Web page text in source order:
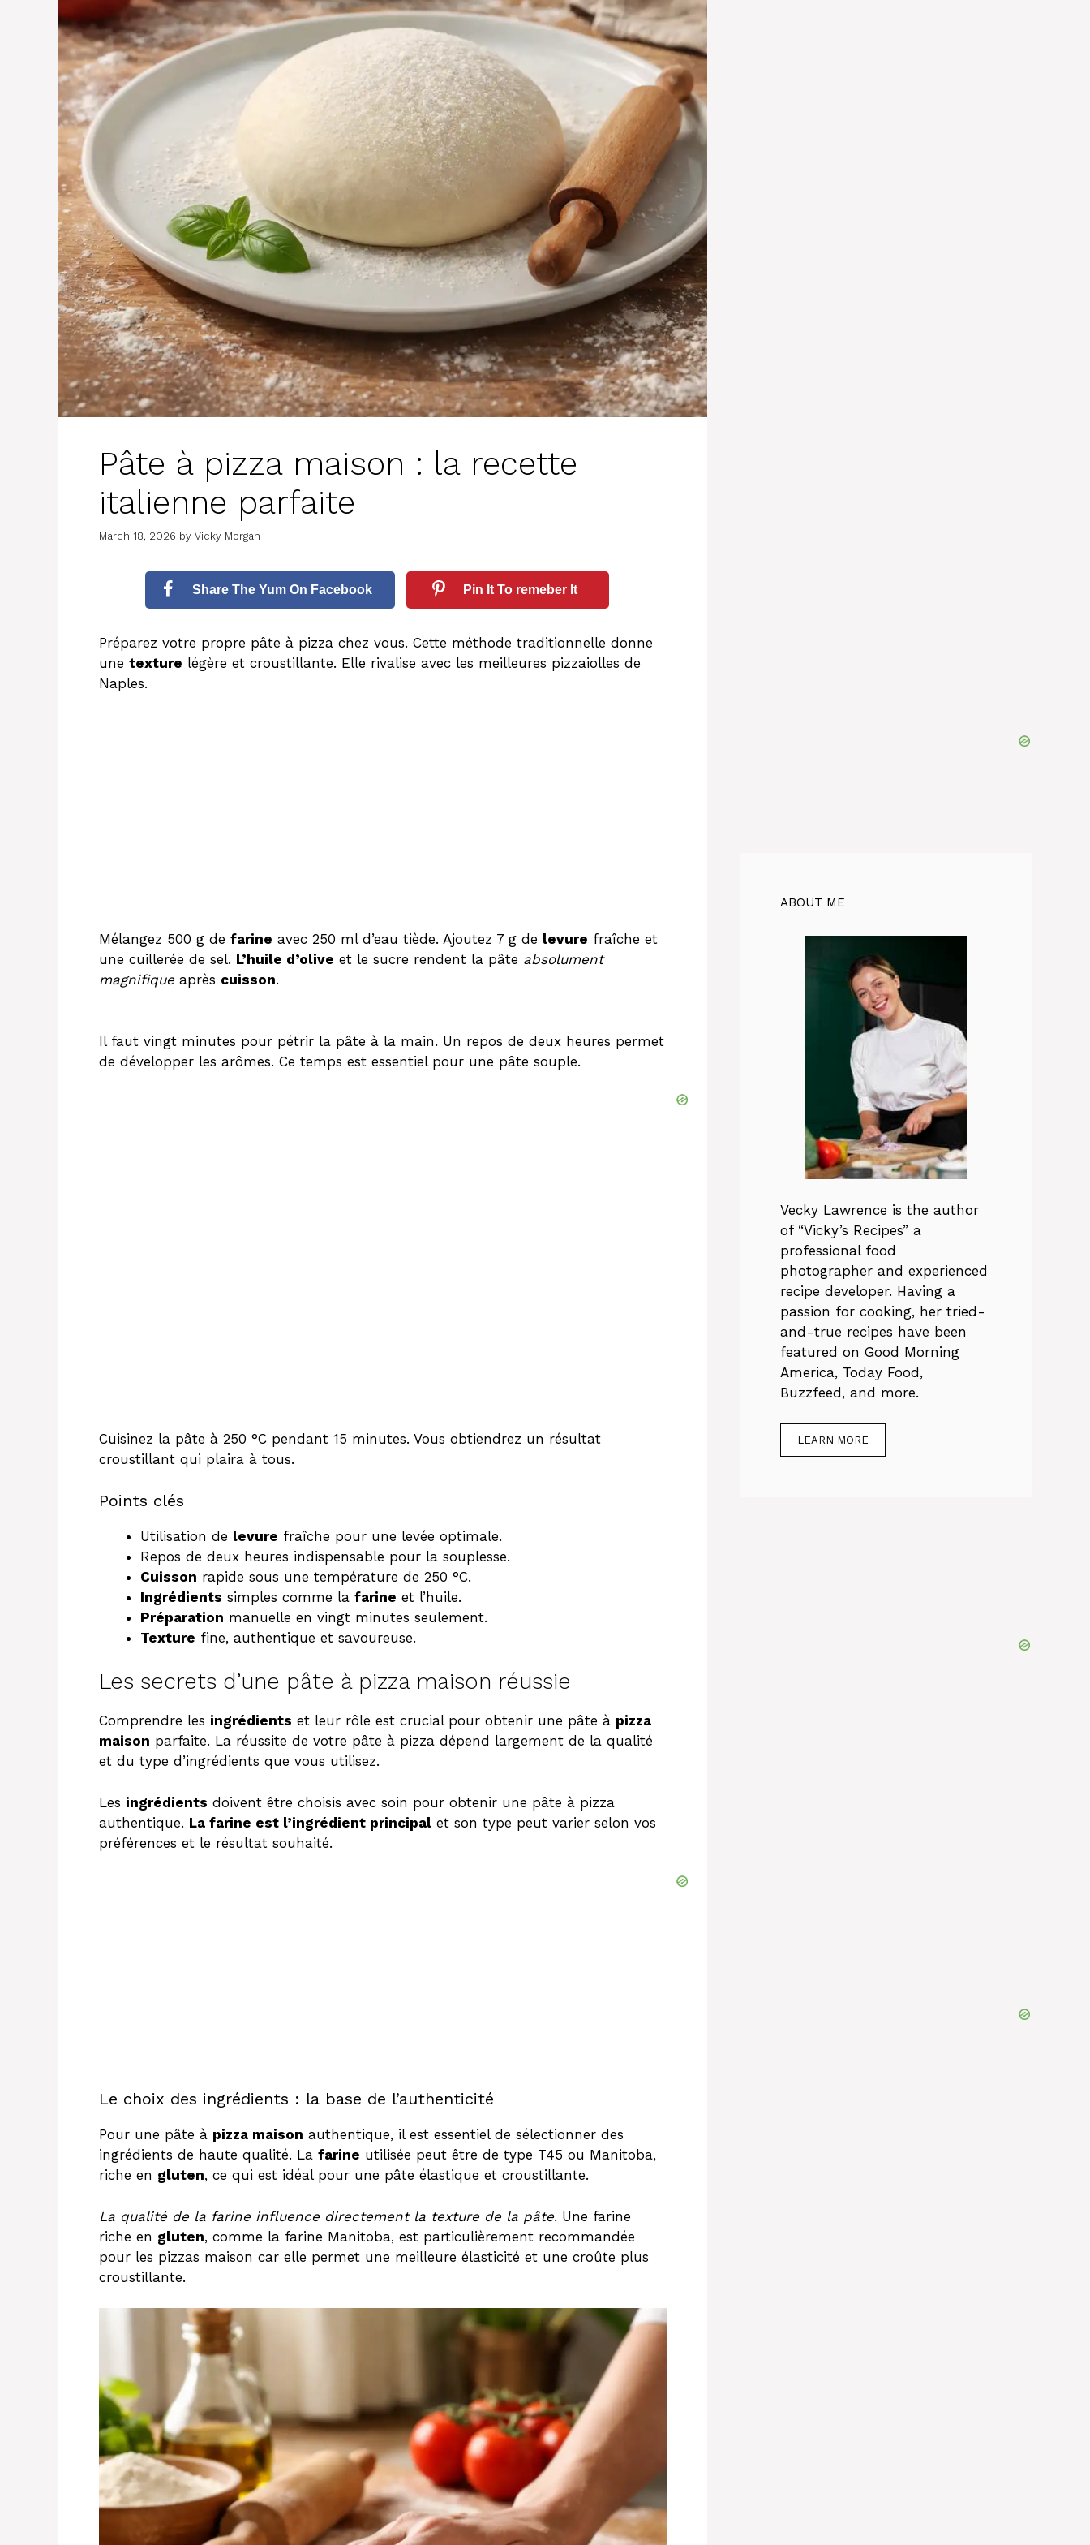
Pâte à pizza maison : la recette
italienne parfaite
March 18, 2026 by Vicky Morgan
Share The Yum On Facebook Pin It To remeber It
Préparez votre propre pâte à pizza chez vous. Cette méthode traditionnelle donne
une texture légère et croustillante. Elle rivalise avec les meilleures pizzaiolles de
Naples.
Mélangez 500 g de farine avec 250 ml d’eau tiède. Ajoutez 7 g de levure fraîche et
une cuillerée de sel. L’huile d’olive et le sucre rendent la pâte absolument
magnifiqueaprès cuisson.
Il faut vingt minutes pour pétrir la pâte à la main. Un repos de deux heures permet
de développer les arômes. Ce temps est essentiel pour une pâte souple.
Cuisinez la pâte à 250 °C pendant 15 minutes. Vous obtiendrez un résultat
croustillant qui plaira à tous.
Points clés
Utilisation de levure fraîche pour une levée optimale.
Repos de deux heures indispensable pour la souplesse.
Cuisson rapide sous une température de 250 °C.
Ingrédients simples comme la farine et l’huile.
Préparation manuelle en vingt minutes seulement.
Texture fine, authentique et savoureuse.
Les secrets d’une pâte à pizza maison réussie
Comprendre les ingrédients et leur rôle est crucial pour obtenir une pâte à pizza
maison parfaite. La réussite de votre pâte à pizza dépend largement de la qualité
et du type d’ingrédients que vous utilisez.
Les ingrédients doivent être choisis avec soin pour obtenir une pâte à pizza
authentique. La farine est l’ingrédient principal et son type peut varier selon vos
préférences et le résultat souhaité.
Le choix des ingrédients : la base de l’authenticité
Pour une pâte à pizza maison authentique, il est essentiel de sélectionner des
ingrédients de haute qualité. La farine utilisée peut être de type T45 ou Manitoba,
riche en gluten, ce qui est idéal pour une pâte élastique et croustillante.
La qualité de la farine influence directement la texture de la pâte. Une farine
riche en gluten, comme la farine Manitoba, est particulièrement recommandée
pour les pizzas maison car elle permet une meilleure élasticité et une croûte plus
croustillante.
ABOUT ME
Vecky Lawrence is the author
of “Vicky’s Recipes” a
professional food
photographer and experienced
recipe developer. Having a
passion for cooking, her tried-
and-true recipes have been
featured on Good Morning
America, Today Food,
Buzzfeed, and more.
LEARN MORE